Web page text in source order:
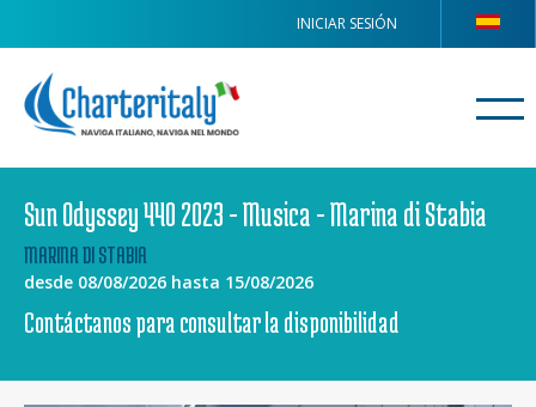
INICIAR SESIÓN
Sun Odyssey 440 2023 - Musica - Marina di Stabia
MARINA DI STABIA
desde 08/08/2026 hasta 15/08/2026
Contáctanos para consultar la disponibilidad